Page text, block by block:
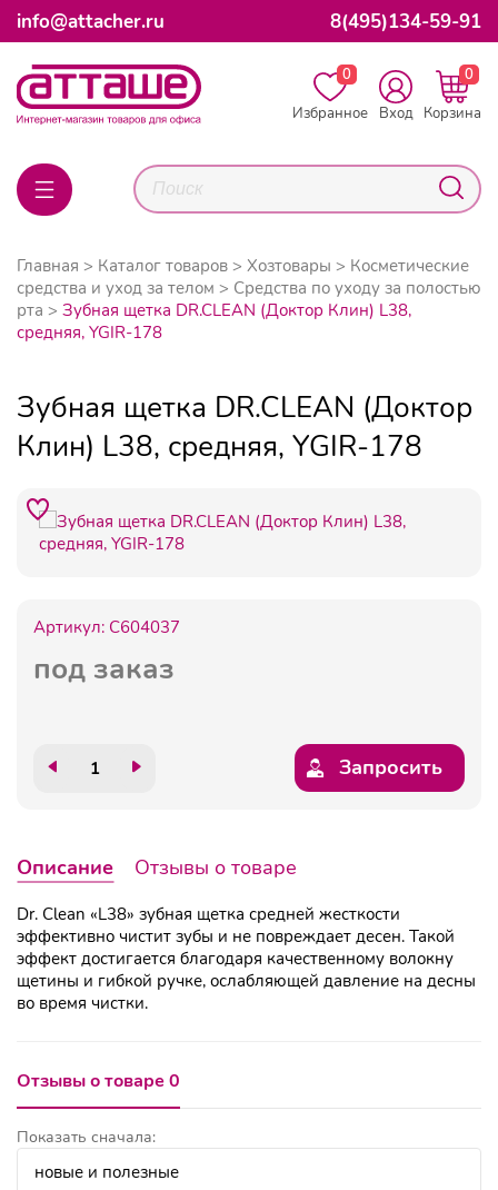
info@attacher.ru 8(495)134-59-91
0
Избранное
Вход
0
Корзина
Главная Каталог товаров Хозтовары
Косметические
средства и уход за телом
Средства по уходу за полостью
рта
Зубная щетка DR.CLEAN (Доктор Клин) L38,
средняя, YGIR-178
Зубная щетка DR.CLEAN (Доктор
Клин) L38, средняя, YGIR-178
Артикул: C604037
под заказ
Запросить
Описание Отзывы о товаре
Dr. Clean «L38» зубная щетка средней жесткости
эффективно чистит зубы и не повреждает десен. Такой
эффект достигается благодаря качественному волокну
щетины и гибкой ручке, ослабляющей давление на десны
во время чистки.
Отзывы о товаре 0
Показать сначала: